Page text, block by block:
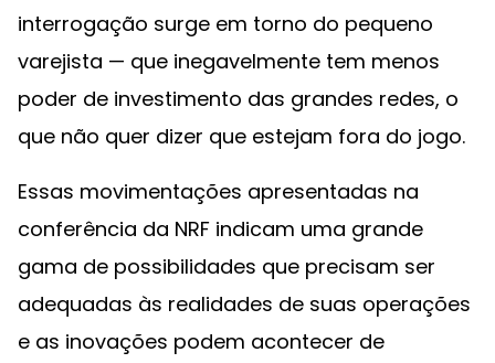
interrogação surge em torno do pequeno
varejista — que inegavelmente tem menos
poder de investimento das grandes redes, o
que não quer dizer que estejam fora do jogo.
Essas movimentações apresentadas na
conferência da NRF indicam uma grande
gama de possibilidades que precisam ser
adequadas às realidades de suas operações
e as inovações podem acontecer de